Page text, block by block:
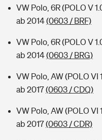
VW Polo, 6R (POLO V
ab 2014(0603 / BRF)
VW Polo, 6R (POLO V
ab 2014(0603 / BRG)
VW Polo, AW (POLO VI
ab 2017(0603 / CDQ)
VW Polo, AW (POLO VI
ab 2017(0603 / CDR)